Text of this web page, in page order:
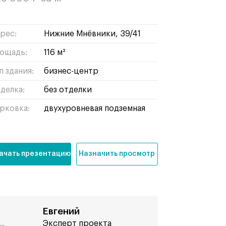
Нижние Мнёвники, 39/41
116 м²
здания: бизнес-центр
без отделки
двухуровневая подземная
презентацию Назначить просмотр
Евгений
Эксперт проекта